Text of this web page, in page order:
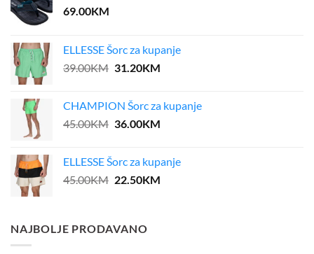
69.00KM
ELLESSE Šorc za kupanje
39.00KM Original
39.00KM.
31.20KMCurrent
31.20KM.
CHAMPION Šorc za kupanje
45.00KM Original
45.00KM.
36.00KMCurrent
36.00KM.
ELLESSE Šorc za kupanje
45.00KM Original
45.00KM.
22.50KMCurrent
NAJBOLJE PRODAVANO